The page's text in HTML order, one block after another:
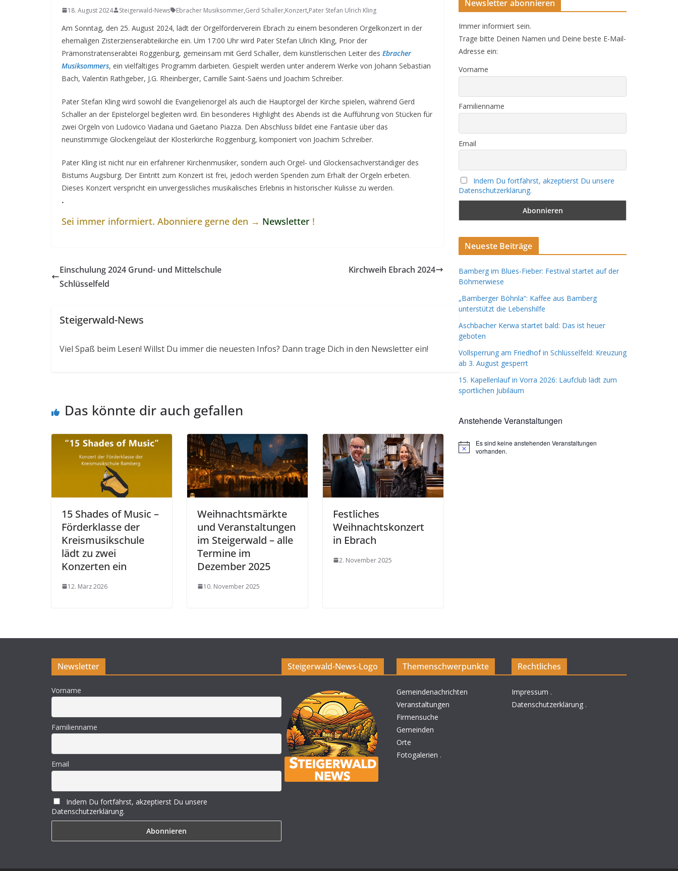
18. August 2024 Steigerwald-News Ebracher Musiksommer,Gerd Schaller,Konzert,Pater Stefan Ulrich Kling
Am Sonntag, den 25. August 2024, lädt der Orgelförderverein Ebrach zu einem besonderen Orgelkonzert in der
ehemaligen Zisterzienserabteikirche ein. Um 17:00 Uhr wird Pater Stefan Ulrich Kling, Prior der
Prämonstratenserabtei Roggenburg, gemeinsam mit Gerd Schaller, dem künstlerischen Leiter des Ebracher
Musiksommers, ein vielfältiges Programm darbieten. Gespielt werden unter anderem Werke von Johann Sebastian
Bach, Valentin Rathgeber, J.G. Rheinberger, Camille Saint-Saëns und Joachim Schreiber.
Pater Stefan Kling wird sowohl die Evangelienorgel als auch die Hauptorgel der Kirche spielen, während Gerd
Schaller an der Epistelorgel begleiten wird. Ein besonderes Highlight des Abends ist die Aufführung von Stücken für
zwei Orgeln von Ludovico Viadana und Gaetano Piazza. Den Abschluss bildet eine Fantasie über das
neunstimmige Glockengeläut der Klosterkirche Roggenburg, komponiert von Joachim Schreiber.
Pater Kling ist nicht nur ein erfahrener Kirchenmusiker, sondern auch Orgel- und Glockensachverständiger des
Bistums Augsburg. Der Eintritt zum Konzert ist frei, jedoch werden Spenden zum Erhalt der Orgeln erbeten.
Dieses Konzert verspricht ein unvergessliches musikalisches Erlebnis in historischer Kulisse zu werden.
.
Sei immer informiert. Abonniere gerne den → Newsletter !
Einschulung 2024 Grund- und Mittelschule
Schlüsselfeld
Kirchweih Ebrach 2024
Steigerwald-News
Viel Spaß beim Lesen! Willst Du immer die neuesten Infos? Dann trage Dich in den Newsletter ein!
Das könnte dir auch gefallen
15 Shades of Music –
Förderklasse der
Kreismusikschule
lädt zu zwei
Konzerten ein
12. März 2026
Weihnachtsmärkte
und Veranstaltungen
im Steigerwald – alle
Termine im
Dezember 2025
10. November 2025
Festliches
Weihnachtskonzert
in Ebrach
2. November 2025
Newsletter abonnieren
Immer informiert sein.
Trage bitte Deinen Namen und Deine beste E-Mail-
Adresse ein:
Vorname
Familienname
Email
Indem Du fortfährst, akzeptierst Du unsere
Datenschutzerklärung.
Neueste Beiträge
Bamberg im Blues-Fieber: Festival startet auf der
Böhmerwiese
„Bamberger Böhnla“: Kaffee aus Bamberg
unterstützt die Lebenshilfe
Aschbacher Kerwa startet bald: Das ist heuer
geboten
Vollsperrung am Friedhof in Schlüsselfeld: Kreuzung
ab 3. August gesperrt
15. Kapellenlauf in Vorra 2026: Laufclub lädt zum
sportlichen Jubiläum
Anstehende Veranstaltungen
H
Es sind keine anstehenden Veranstaltungen
vorhanden.
Newsletter
Vorname
Familienname
Email
Indem Du fortfährst, akzeptierst Du unsere
Datenschutzerklärung.
Steigerwald-News-Logo Themenschwerpunkte
Gemeindenachrichten
Veranstaltungen
Firmensuche
Gemeinden
Orte
Fotogalerien .
Rechtliches
Impressum .
Datenschutzerklärung .